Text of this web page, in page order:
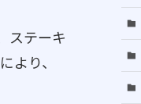
ステーキ
り、